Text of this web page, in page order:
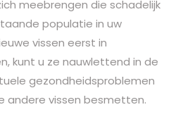
meebrengen die schadelijk
populatie in uw
vissen eerst in
kunt u ze nauwlettend in de
gezondheidsproblemen
andere vissen besmetten.